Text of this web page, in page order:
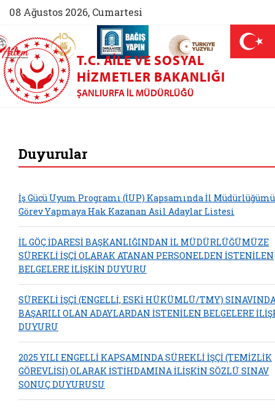
08 Ağustos 2026, Cumartesi
(yeni sekmede açılır)
AİLEM İletişim Merkezi (yeni sekmede açılır)
Aile ve Nüfus On Yılı (yeni sekmede açılır)
Darülaceze bağış sayfası (yeni
T.C. AILE VE SOSYAL
HIZMETLER BAKANLIĞI
ŞANLIURFA İL MÜDÜRLÜĞÜ
Duyurular
İş Gücü Uyum Programı (İUP) Kapsamında İl
Görev Yapmaya Hak Kazanan Asil Adaylar Listesi
İL GÖÇ İDARESİ BAŞKANLIĞINDAN İL MÜDÜRLÜĞÜMÜZE
SÜREKLİ İŞÇİ OLARAK ATANAN PERSONELDEN İSTENİLEN
BELGELERE İLİŞKİN DUYURU
SÜREKLİ İŞÇİ (ENGELLİ, ESKİ HÜKÜMLÜ/TMY)
BAŞARILI OLAN ADAYLARDAN İSTENİLEN BELGELERE
DUYURU
2025 YILI ENGELLİ KAPSAMINDA SÜREKLİ İŞÇİ (TEMİZLİK
GÖREVLİSİ) OLARAK İSTİHDAMINA İLİŞKİN SÖZLÜ SINAV
SONUÇ DUYURUSU